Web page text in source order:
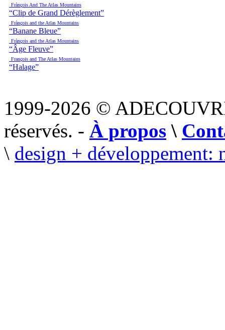
Frànçois And The Atlas Mountains
“Clip de Grand Dérèglement”
Frànçois and the Atlas Mountains
“Banane Bleue”
Frànçois and the Atlas Mountains
“Âge Fleuve”
François and The Atlas Mountains
“Halage”
1999-2026 ©
réservés. - À propos \
\ design + développement: